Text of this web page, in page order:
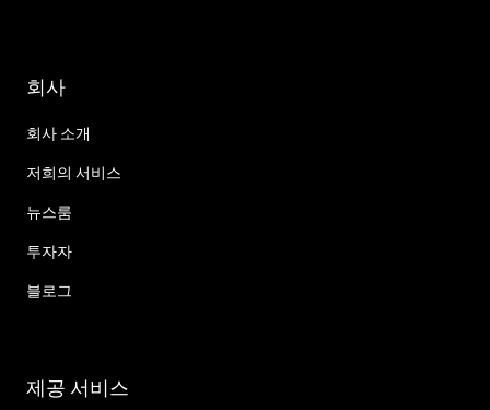
회사
회사 소개
저희의 서비스
뉴스룸
투자자
블로그
제공 서비스